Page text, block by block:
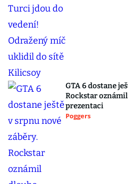
GTA 6 dostane
Rockstar
prezentaci
Poggers